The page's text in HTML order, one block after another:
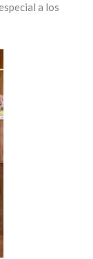
a los